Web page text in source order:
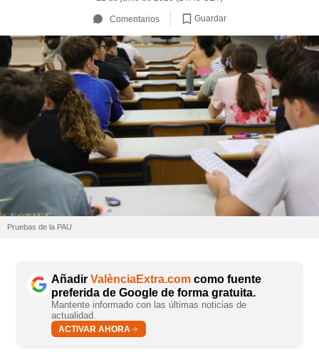
Comentarios Guardar
Pruebas de la PAU
Añadir ValènciaExtra.com como fuente
preferida de Google de forma gratuita.
Mantente informado con las últimas noticias de
actualidad.
ACTIVAR AHORA